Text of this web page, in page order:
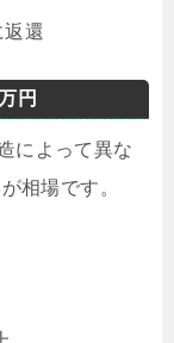
返還
円
によって異な
が相場です。